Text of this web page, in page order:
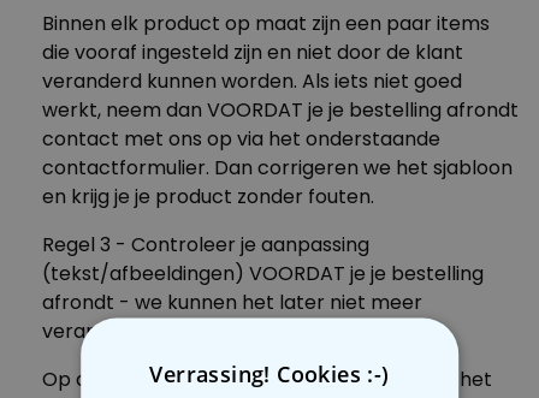
Binnen elk product op maat zijn een paar items
die vooraf ingesteld zijn en niet door de klant
veranderd kunnen worden. Als iets niet goed
werkt, neem dan VOORDAT je je bestelling afrondt
contact met ons op via het onderstaande
contactformulier. Dan corrigeren we het sjabloon
en krijg je je product zonder fouten.
Regel 3 - Controleer je aanpassing
(tekst/afbeeldingen) VOORDAT je je bestelling
afrondt - we kunnen het later niet meer
veranderen.
Op alle aanpasbare productpagina's vind je het
Verrassing! Cookies :-)